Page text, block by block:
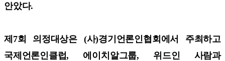
안았다.
제7회 의정대상은 (사)경기언론인협회에서 주최하고
국제언론인클럽, 에이치알그룹, 위드인 사람과